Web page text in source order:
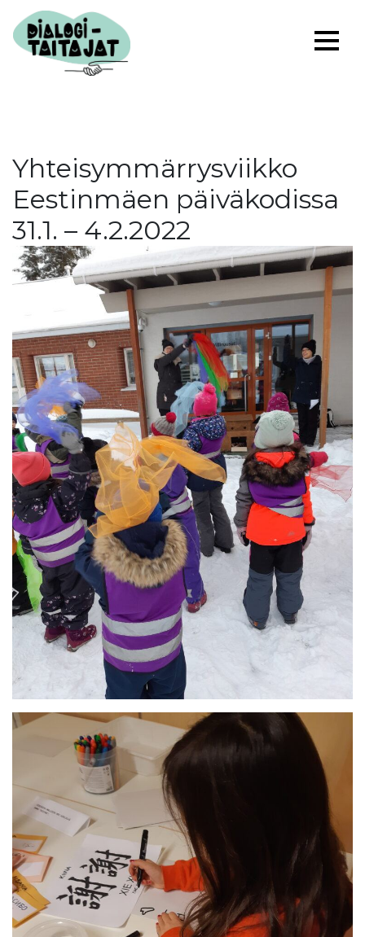
Yhteisymmärrysviikko
Eestinmäen päiväkodissa
31.1. – 4.2.2022